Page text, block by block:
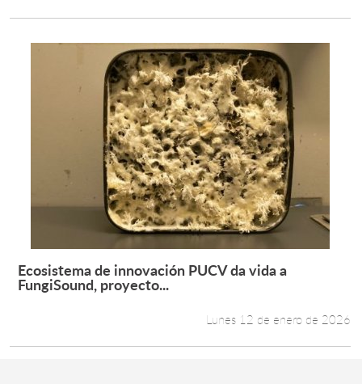
Leer más +
Ecosistema de innovación PUCV da vida a
FungiSound, proyecto...
Lunes 12 de enero de 2026